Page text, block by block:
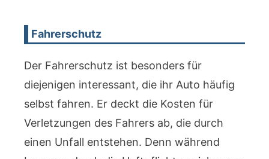
Fahrerschutz
Der Fahrerschutz ist besonders für
diejenigen interessant, die ihr Auto häufig
selbst fahren. Er deckt die Kosten für
Verletzungen des Fahrers ab, die durch
einen Unfall entstehen. Denn während